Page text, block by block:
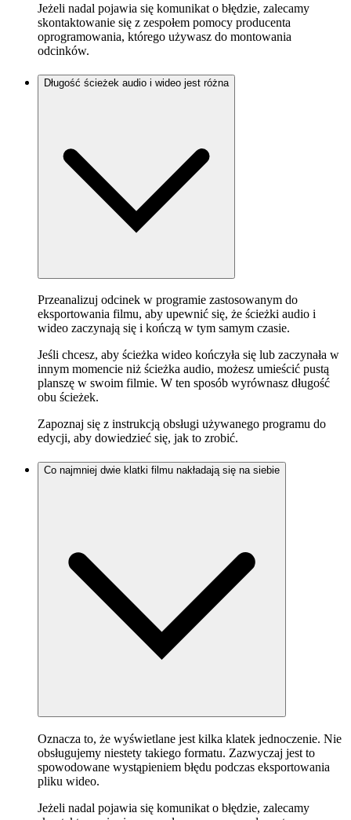
Jeżeli nadal pojawia się komunikat o błędzie, zalecamy
skontaktowanie się z zespołem pomocy producenta
oprogramowania, którego używasz do montowania
odcinków.
Długość ścieżek audio i wideo jest różna
Przeanalizuj odcinek w programie zastosowanym do
eksportowania filmu, aby upewnić się, że ścieżki audio i
wideo zaczynają się i kończą w tym samym czasie.
Jeśli chcesz, aby ścieżka wideo kończyła się lub zaczynała w
innym momencie niż ścieżka audio, możesz umieścić pustą
planszę w swoim filmie. W ten sposób wyrównasz długość
obu ścieżek.
Zapoznaj się z instrukcją obsługi używanego programu do
edycji, aby dowiedzieć się, jak to zrobić.
Co najmniej dwie klatki filmu nakładają się na siebie
Oznacza to, że wyświetlane jest kilka klatek jednoczenie. Nie
obsługujemy niestety takiego formatu. Zazwyczaj jest to
spowodowane wystąpieniem błędu podczas eksportowania
pliku wideo.
Jeżeli nadal pojawia się komunikat o błędzie, zalecamy